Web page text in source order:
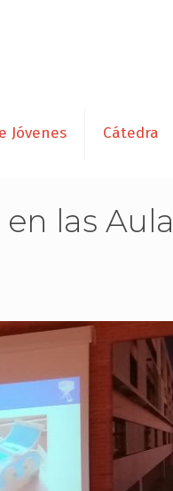
Jóvenes Cátedra
las